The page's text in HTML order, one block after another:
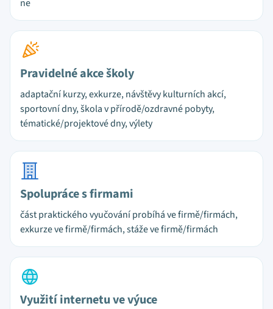
ne
Pravidelné akce školy
adaptační kurzy, exkurze, návštěvy kulturních akcí,
sportovní dny, škola v přírodě/ozdravné pobyty,
tématické/projektové dny, výlety
Spolupráce s firmami
část praktického vyučování probíhá ve firmě/firmách,
exkurze ve firmě/firmách, stáže ve firmě/firmách
Využití internetu ve výuce